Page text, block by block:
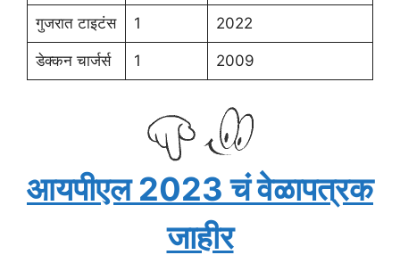
गुजरात टाइटंस 1 2022
डेक्कन चार्जर्स 1 2009
आयपीएल 2023 चं वेळापत्रक
जाहीर